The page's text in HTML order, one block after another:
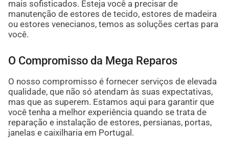
mais sofisticados. Esteja você a precisar de
manutenção de estores de tecido, estores de madeira
ou estores venecianos, temos as soluções certas para
você.
O Compromisso da Mega Reparos
O nosso compromisso é fornecer serviços de elevada
qualidade, que não só atendam às suas expectativas,
mas que as superem. Estamos aqui para garantir que
você tenha a melhor experiência quando se trata de
reparação e instalação de estores, persianas, portas,
janelas e caixilharia em Portugal.